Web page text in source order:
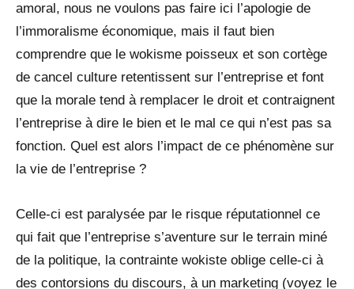
amoral, nous ne voulons pas faire ici l’apologie de
l’immoralisme économique, mais il faut bien
comprendre que le wokisme poisseux et son cortège
de cancel culture retentissent sur l’entreprise et font
que la morale tend à remplacer le droit et contraignent
l’entreprise à dire le bien et le mal ce qui n’est pas sa
fonction. Quel est alors l’impact de ce phénomène sur
la vie de l’entreprise ?
Celle-ci est paralysée par le risque réputationnel ce
qui fait que l’entreprise s’aventure sur le terrain miné
de la politique, la contrainte wokiste oblige celle-ci à
des contorsions du discours, à un marketing (voyez le